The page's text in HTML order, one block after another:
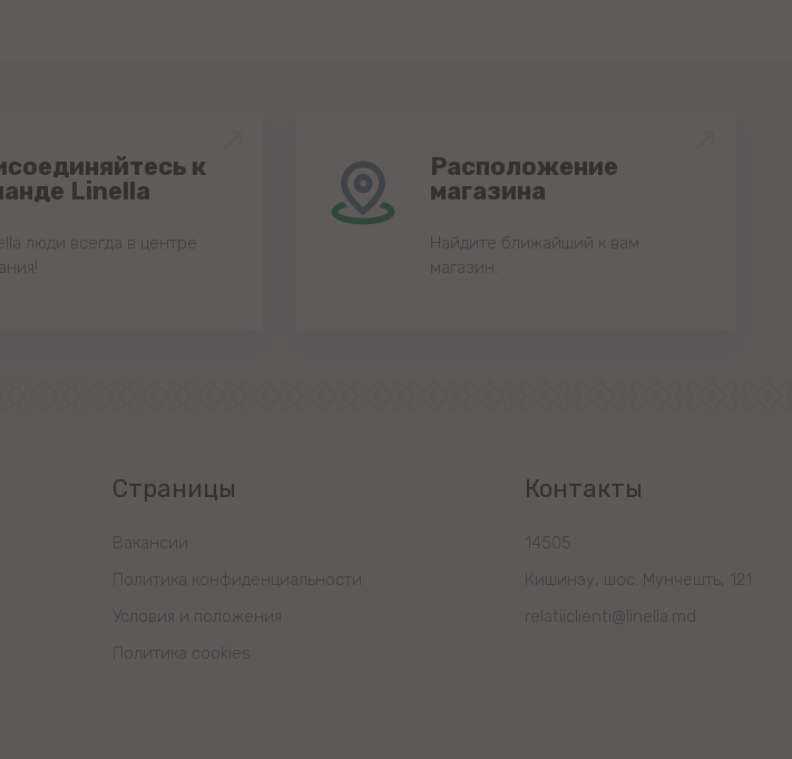
к
Linella
люди всегда в центре
Расположение
магазина
Найдите ближайший к вам
магазин.
Страницы
Вакансии
Политика конфиденциальности
Условия и положения
Политика cookies
Контакты
14505
Кишинэу, шос. Мунчешть, 121
relatiiclienti@linella.md